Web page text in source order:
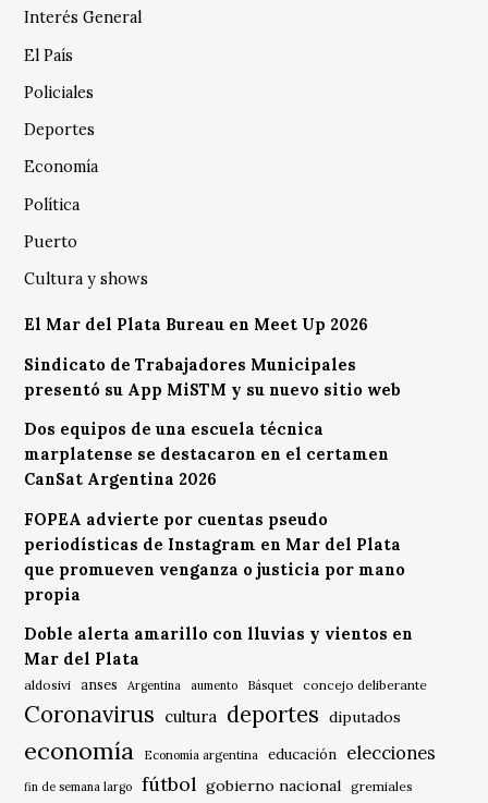
Interés General
El País
Policiales
Deportes
Economía
Política
Puerto
Cultura y shows
El Mar del Plata Bureau en Meet Up 2026
Sindicato de Trabajadores Municipales
presentó su App MiSTM y su nuevo sitio web
Dos equipos de una escuela técnica
marplatense se destacaron en el certamen
CanSat Argentina 2026
FOPEA advierte por cuentas pseudo
periodísticas de Instagram en Mar del Plata
que promueven venganza o justicia por mano
propia
Doble alerta amarillo con lluvias y vientos en
Mar del Plata
aldosivi anses Argentina aumento Básquet concejo deliberante
Coronavirus cultura deportes diputados
economía Economía argentina educación elecciones
fin de semana largo fútbol gobierno nacional gremiales